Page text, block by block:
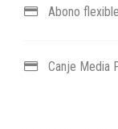
Abono
Canje Media